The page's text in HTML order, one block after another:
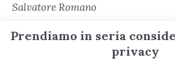
Salvatore Romano
Sara Cacioli
Prendiamo in seria
privacy